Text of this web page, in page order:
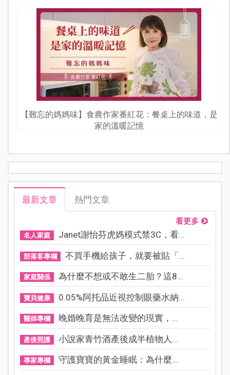
【難忘的媽媽味】食農作家番紅花：餐桌上的味道，是
家的溫暖記憶
最新文章 熱門文章
看更多
名人家庭 Janet謝怡芬虎媽模式禁3C，看...
部落客專欄 不買手機給孩子，就要被貼「...
家庭關係 為什麼不想或不敢生二胎？這8...
寶貝健康 0.05%阿托品近視控制眼藥水納...
醫師專欄 晚婚晚育是無法改變的現實，...
產後照護 小說家青竹酒產後成半植物人...
專家專欄 守護寶寶的黃金睡眠：為什麼...